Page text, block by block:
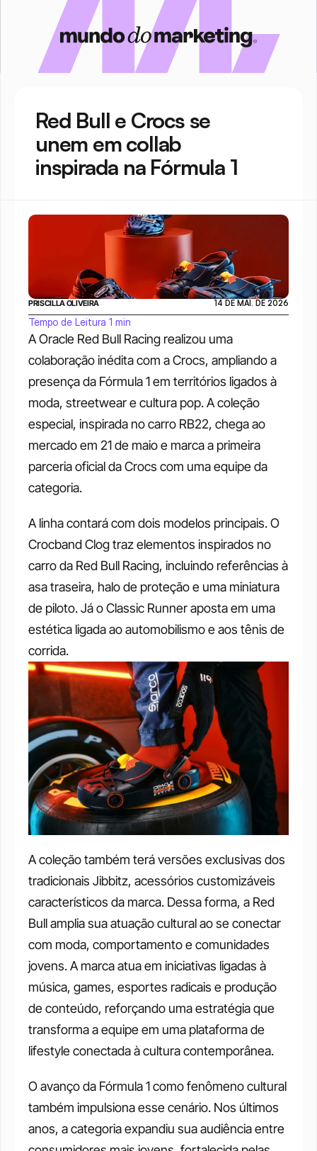
Red Bull e Crocs se
unem em collab
inspirada na Fórmula 1
A Oracle Red Bull Racing realizou uma
colaboração inédita com a Crocs, ampliando a
presença da Fórmula 1 em territórios ligados à
moda, streetwear e cultura pop. A coleção
especial, inspirada no carro RB22, chega ao
mercado em 21 de maio e marca a primeira
parceria oficial da Crocs com uma equipe da
categoria.
A linha contará com dois modelos principais. O
Crocband Clog traz elementos inspirados no
carro da Red Bull Racing, incluindo referências à
asa traseira, halo de proteção e uma miniatura
de piloto. Já o Classic Runner aposta em uma
estética ligada ao automobilismo e aos tênis de
corrida.
A coleção também terá versões exclusivas dos
tradicionais Jibbitz, acessórios customizáveis
característicos da marca. Dessa forma, a Red
Bull amplia sua atuação cultural ao se conectar
com moda, comportamento e comunidades
jovens. A marca atua em iniciativas ligadas à
música, games, esportes radicais e produção
de conteúdo, reforçando uma estratégia que
transforma a equipe em uma plataforma de
lifestyle conectada à cultura contemporânea.
O avanço da Fórmula 1 como fenômeno cultural
também impulsiona esse cenário. Nos últimos
anos, a categoria expandiu sua audiência entre
PRISCILLA OLIVEIRA 14 DE MAI. DE 2026
Tempo de Leitura 1 min